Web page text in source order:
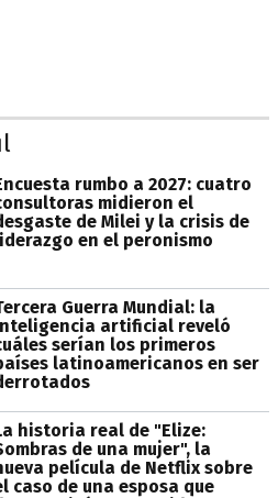
rumbo a 2027: cuatro
midieron el
de Milei y la crisis de
en el peronismo
Guerra Mundial: la
artificial reveló
serían los primeros
latinoamericanos en ser
historia real de "Elize:
de una mujer", la
película de Netflix sobre
caso de una esposa que